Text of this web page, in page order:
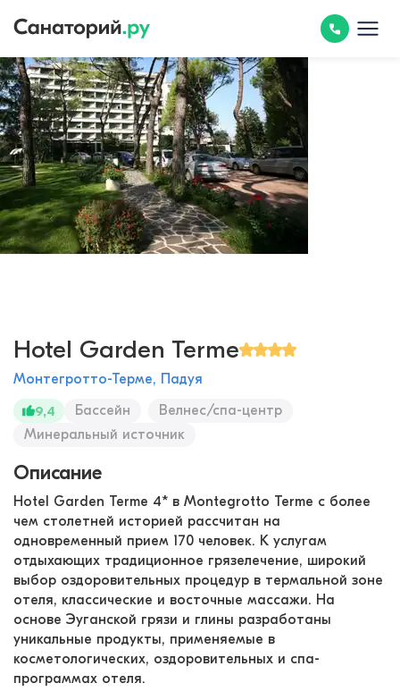
Hotel Garden Terme
Монтегротто-Терме, Падуя
9,4
Бассейн
Велнес/спа-центр
Минеральный источник
Описание
Hotel Garden Terme 4* в Montegrotto Terme с более
чем столетней историей рассчитан на
одновременный прием 170 человек. К услугам
отдыхающих традиционное грязелечение, широкий
выбор оздоровительных процедур в термальной зоне
отеля, классические и восточные массажи. На
основе Эуганской грязи и глины разработаны
уникальные продукты, применяемые в
косметологических, оздоровительных и спа-
программах отеля.